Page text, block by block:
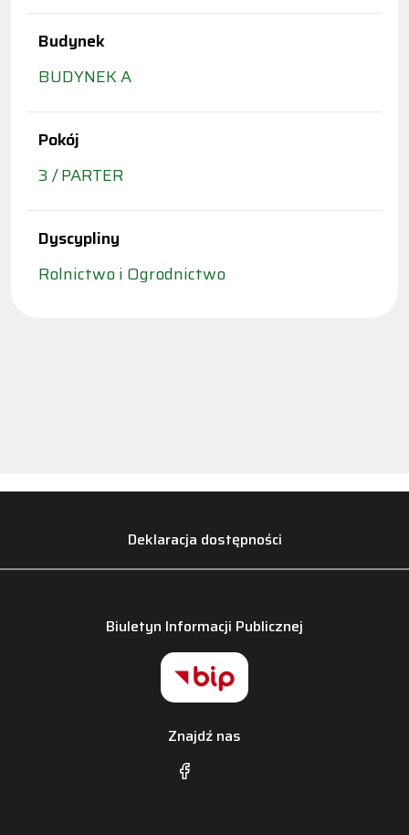
Budynek
BUDYNEK A
Pokój
3 / PARTER
Dyscypliny
Rolnictwo i Ogrodnictwo
Deklaracja dostępności
Biuletyn Informacji Publicznej
Znajdź nas